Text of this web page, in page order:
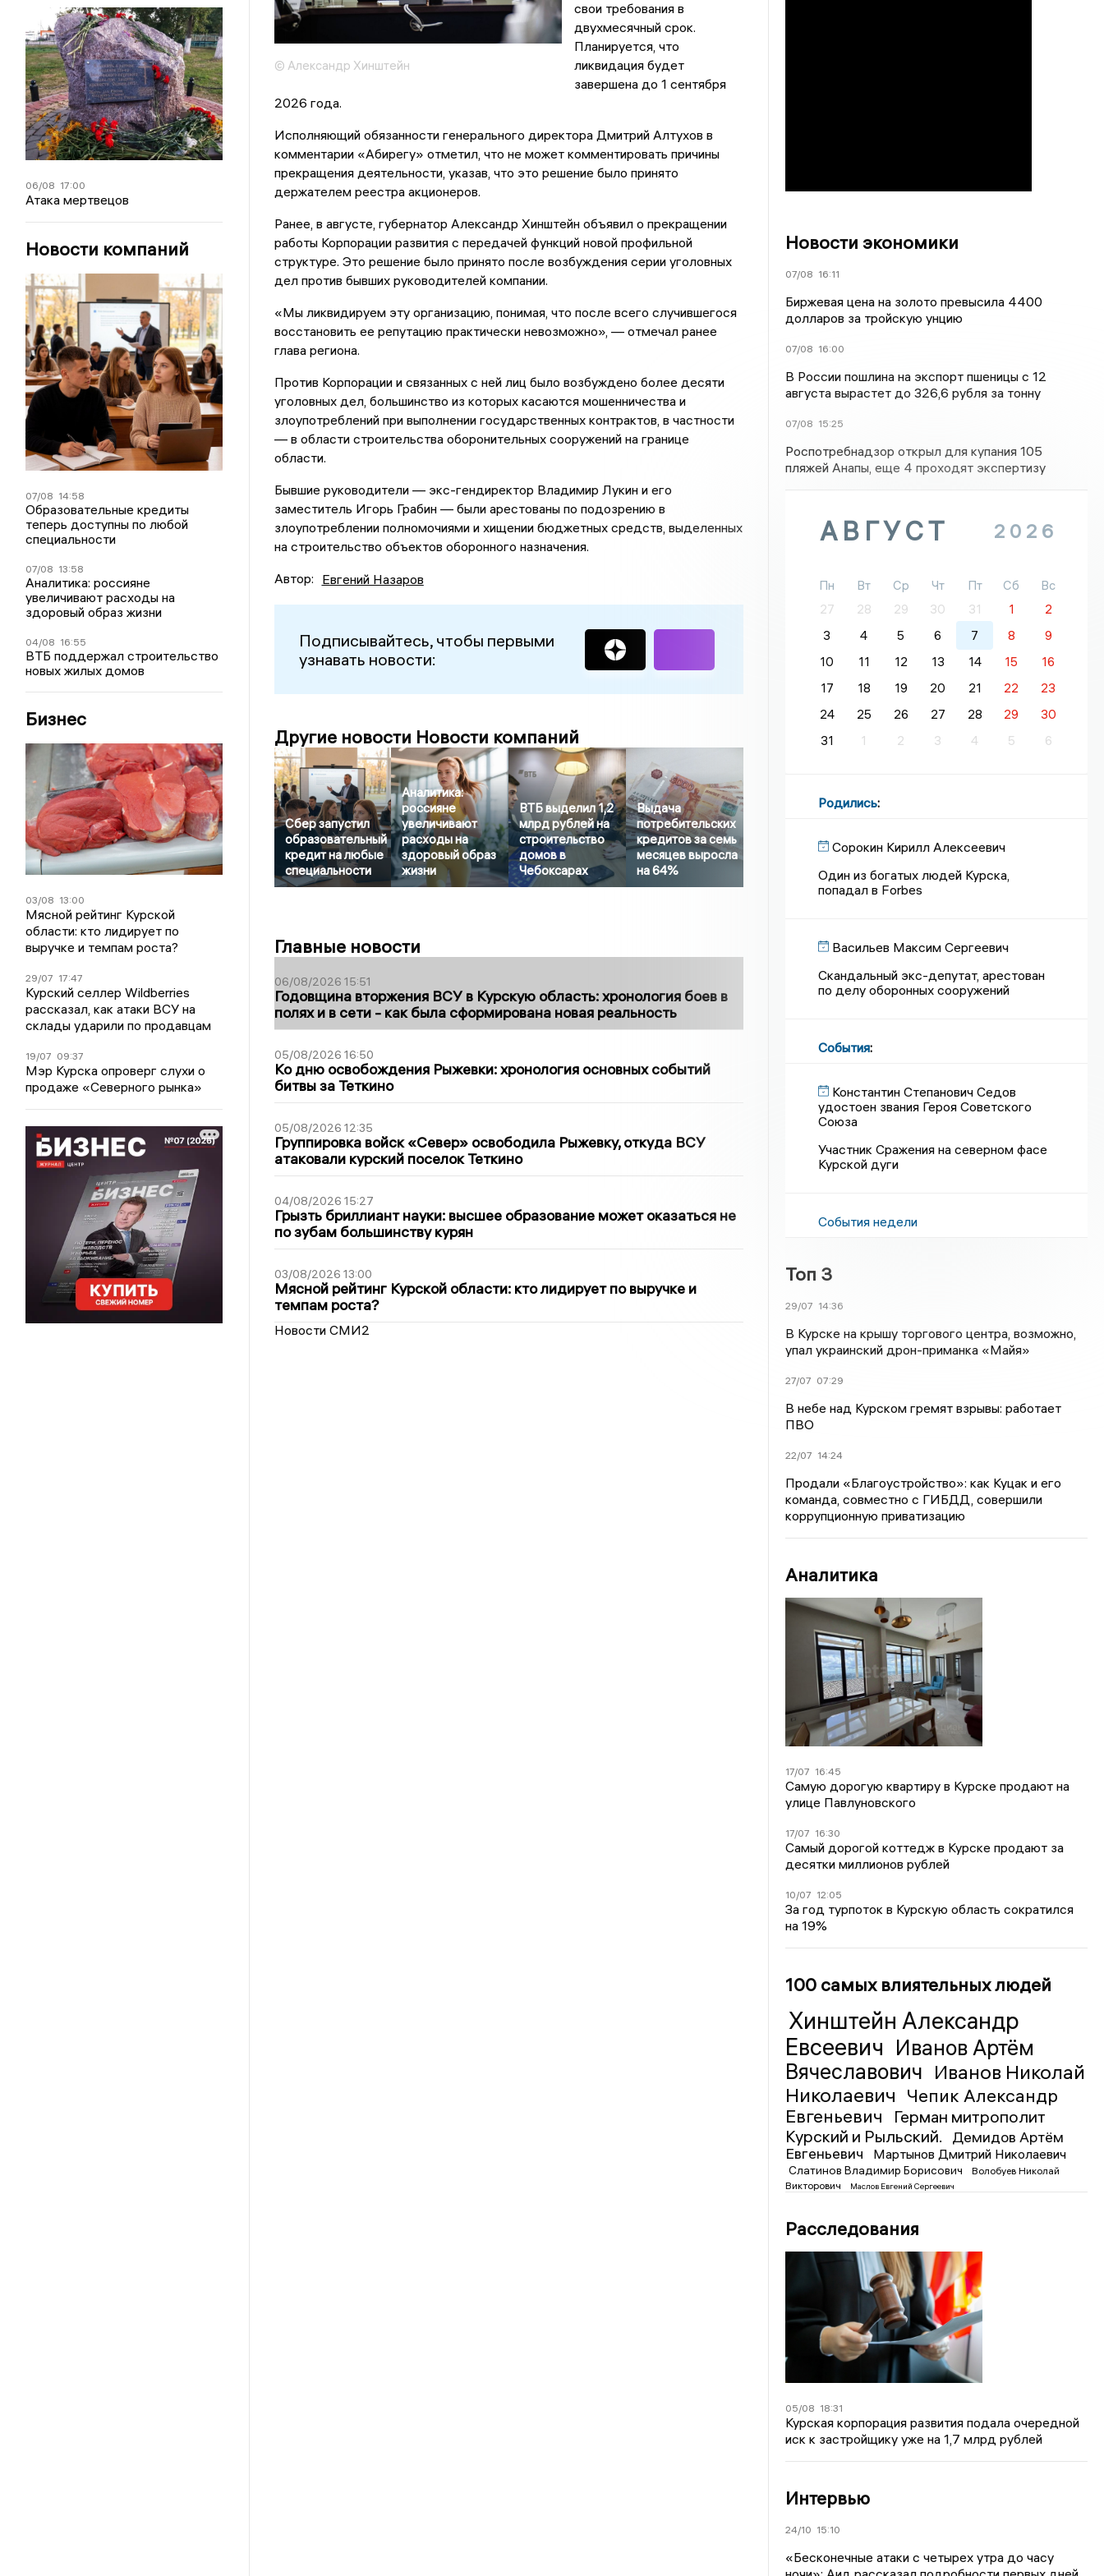
06/08 17:00
Атака мертвецов
Новости компаний
07/08 14:58
Образовательные кредиты
теперь доступны по любой
специальности
07/08 13:58
Аналитика: россияне
увеличивают расходы на
здоровый образ жизни
04/08 16:55
ВТБ поддержал строительство
новых жилых домов
Бизнес
03/08 13:00
Мясной рейтинг Курской
области: кто лидирует по
выручке и темпам роста?
29/07 17:47
Курский селлер Wildberries
рассказал, как атаки ВСУ на
склады ударили по продавцам
19/07 09:37
Мэр Курска опроверг слухи о
продаже «Северного рынка»
© Александр Хинштейн
свои требования в
двухмесячный срок.
Планируется, что
ликвидация будет
завершена до 1 сентября
2026 года.
Исполняющий обязанности генерального директора Дмитрий Алтухов в
комментарии «Абирегу» отметил, что не может комментировать причины
прекращения деятельности, указав, что это решение было принято
держателем реестра акционеров.
Ранее, в августе, губернатор Александр Хинштейн объявил о прекращении
работы Корпорации развития с передачей функций новой профильной
структуре. Это решение было принято после возбуждения серии уголовных
дел против бывших руководителей компании.
«Мы ликвидируем эту организацию, понимая, что после всего случившегося
восстановить ее репутацию практически невозможно», — отмечал ранее
глава региона.
Против Корпорации и связанных с ней лиц было возбуждено более десяти
уголовных дел, большинство из которых касаются мошенничества и
злоупотреблений при выполнении государственных контрактов, в частности
— в области строительства оборонительных сооружений на границе
области.
Бывшие руководители — экс-гендиректор Владимир Лукин и его
заместитель Игорь Грабин — были арестованы по подозрению в
злоупотреблении полномочиями и хищении бюджетных средств, выделенных
на строительство объектов оборонного назначения.
Автор: Евгений Назаров
Подписывайтесь, чтобы первыми
узнавать новости:
Другие новости Новости компаний
Сбер запустил
образовательный
кредит на любые
специальности
Аналитика:
россияне
увеличивают
расходы на
здоровый образ
жизни
ВТБ выделил 1,2
млрд рублей на
строительство
домов в
Чебоксарах
Выдача
потребительских
кредитов за семь
месяцев выросла
на 64%
Главные новости
06/08/2026 15:51
Годовщина вторжения ВСУ в Курскую область: хронология боев в
полях и в сети - как была сформирована новая реальность
05/08/2026 16:50
Ко дню освобождения Рыжевки: хронология основных событий
битвы за Теткино
05/08/2026 12:35
Группировка войск «Север» освободила Рыжевку, откуда ВСУ
атаковали курский поселок Теткино
04/08/2026 15:27
Грызть бриллиант науки: высшее образование может оказаться не
по зубам большинству курян
03/08/2026 13:00
Мясной рейтинг Курской области: кто лидирует по выручке и
темпам роста?
Новости СМИ2
Новости экономики
07/08 16:11
Биржевая цена на золото превысила 4400
долларов за тройскую унцию
07/08 16:00
В России пошлина на экспорт пшеницы с 12
августа вырастет до 326,6 рубля за тонну
07/08 15:25
Роспотребнадзор открыл для купания 105
пляжей Анапы, еще 4 проходят экспертизу
АВГУСТ 2026
Пн Вт Ср Чт Пт Сб
Вс
27
28 29 30 31 1
2
3
4 5 6 7 8
9
10
11 12 13 14 15
16
17
18 19 20 21 22
23
24
25 26 27 28 29
30
31
1 2 3 4 5 6
Родились:
Сорокин Кирилл Алексеевич
Один из богатых людей Курска,
попадал в Forbes
Васильев Максим Сергеевич
Скандальный экс-депутат, арестован
по делу оборонных сооружений
События:
Константин Степанович Седов
удостоен звания Героя Советского
Союза
Участник Сражения на северном фасе
Курской дуги
События недели
Топ 3
29/07 14:36
В Курске на крышу торгового центра, возможно,
упал украинский дрон-приманка «Майя»
27/07 07:29
В небе над Курском гремят взрывы: работает
ПВО
22/07 14:24
Продали «Благоустройство»: как Куцак и его
команда, совместно с ГИБДД, совершили
коррупционную приватизацию
Аналитика
17/07 16:45
Самую дорогую квартиру в Курске продают на
улице Павлуновского
17/07 16:30
Самый дорогой коттедж в Курске продают за
десятки миллионов рублей
10/07 12:05
За год турпоток в Курскую область сократился
на 19%
100 самых влиятельных людей
Хинштейн Александр
Евсеевич Иванов Артём
Вячеславович Иванов Николай
Николаевич Чепик Александр
Евгеньевич
Герман митрополит
Курский и Рыльский.
Демидов Артём
Евгеньевич
Мартынов Дмитрий Николаевич
Слатинов Владимир Борисович
Волобуев Николай
Викторович
Маслов Евгений Сергеевич
Расследования
05/08 18:31
Курская корпорация развития подала очередной
иск к застройщику уже на 1,7 млрд рублей
Интервью
24/10 15:10
«Бесконечные атаки с четырех утра до часу